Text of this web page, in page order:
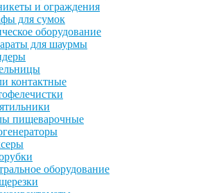
и ограждения
для сумок
оборудование
для шаурмы
контактные
пищеварочные
оборудование